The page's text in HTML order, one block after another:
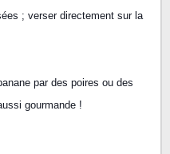
; verser directement sur la
par des poires ou des
gourmande !